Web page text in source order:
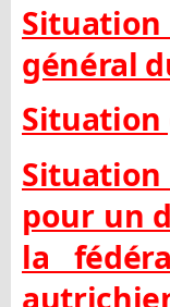
général
Situation
Situation
pour un
la